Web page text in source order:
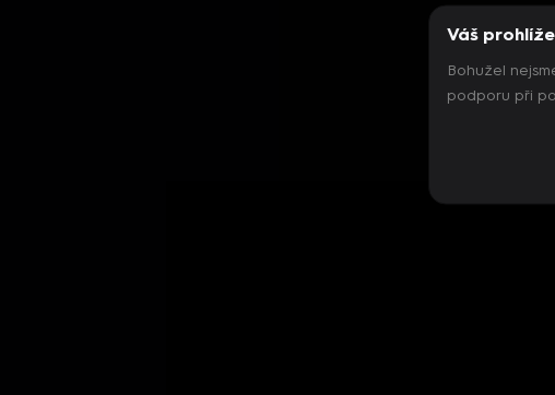
Váš
Bohužel
podporu při